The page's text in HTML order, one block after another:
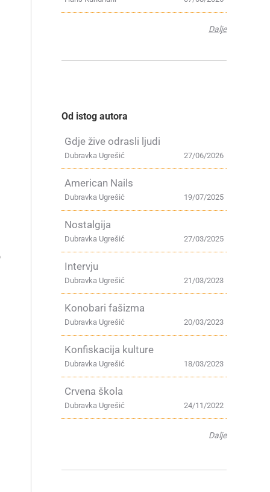
Dalje
Od istog autora
Gdje žive odrasli ljudi
27/06/2026
Dubravka Ugrešić
American Nails
19/07/2025
Dubravka Ugrešić
Nostalgija
27/03/2025
Dubravka Ugrešić
Intervju
21/03/2023
Dubravka Ugrešić
Konobari fašizma
20/03/2023
Dubravka Ugrešić
Konfiskacija kulture
18/03/2023
Dubravka Ugrešić
Crvena škola
24/11/2022
Dubravka Ugrešić
Dalje